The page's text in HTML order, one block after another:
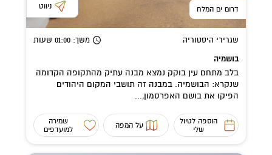
דרום ים המלח ניווט
שגרירי היסטוריה משך: 01:00 שעות
בושמיה
בלב מתחם עין בוקק נמצא מבנה עתיק מהתקופה הקדומה
שנקרא: הבושמיה. במבנה זה תושבי המקום היהודים
הפיקו את בושם האפרסמון,...
הוספה לטיול
שלי
על המפה
שמירה
למועדפים